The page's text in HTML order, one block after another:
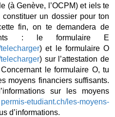
(à Genève, l’OCPM) et iels te
un dossier pour ton
fin, on te demandera de
: le formulaire E
) et le formulaire O
) sur l’attestation de
le formulaire O, tu
moyens financiers suffisants.
sur les moyens
permis-etudiant.ch/les-moyens-
d’informations.